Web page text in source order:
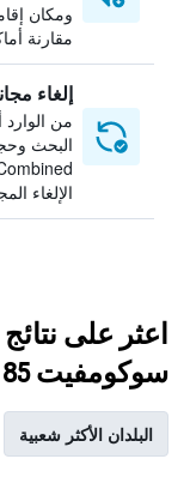
ومكان
مقارنة
إلغاء
من
البحث
الإلغاء
اعثر على
سوكومفيت 85
البلدان الأكثر شعبية